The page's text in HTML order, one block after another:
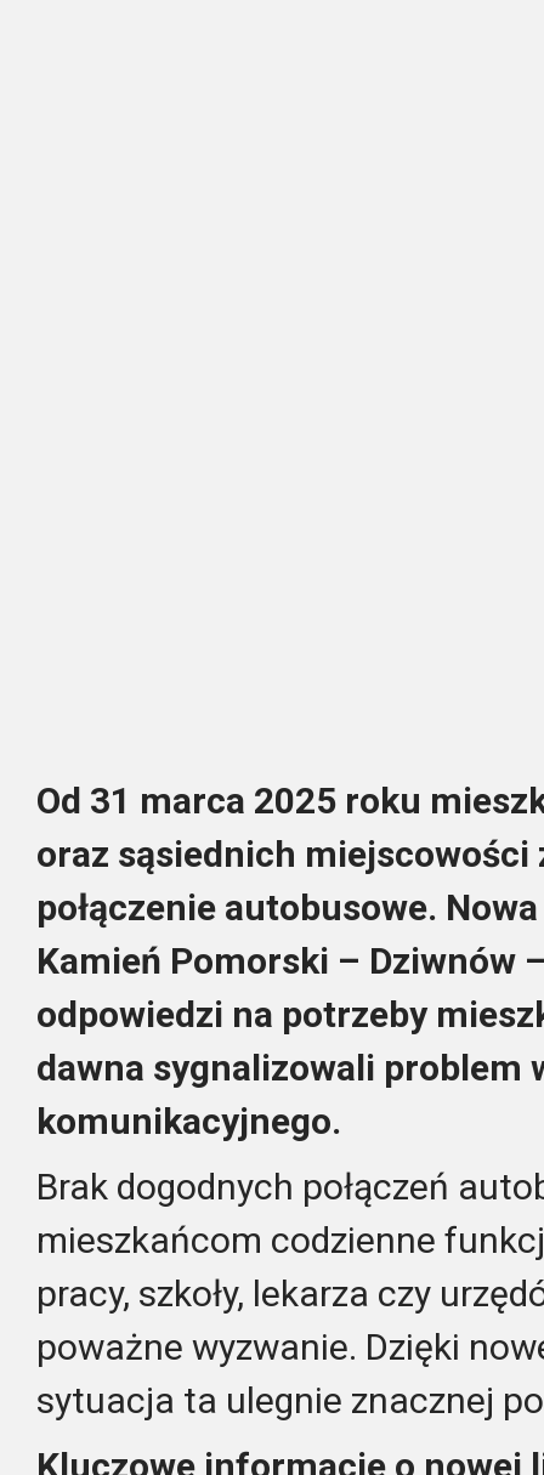
Od 31 marca 2025 roku
oraz sąsiednich miejscowości
połączenie autobusowe.
Kamień Pomorski – Dziwnów
odpowiedzi na potrzeby
dawna sygnalizowali problem
komunikacyjnego.
Brak dogodnych połączeń
mieszkańcom codzienne
pracy, szkoły, lekarza czy
poważne wyzwanie. Dzięki
sytuacja ta ulegnie znacznej
Kluczowe informacje o nowej